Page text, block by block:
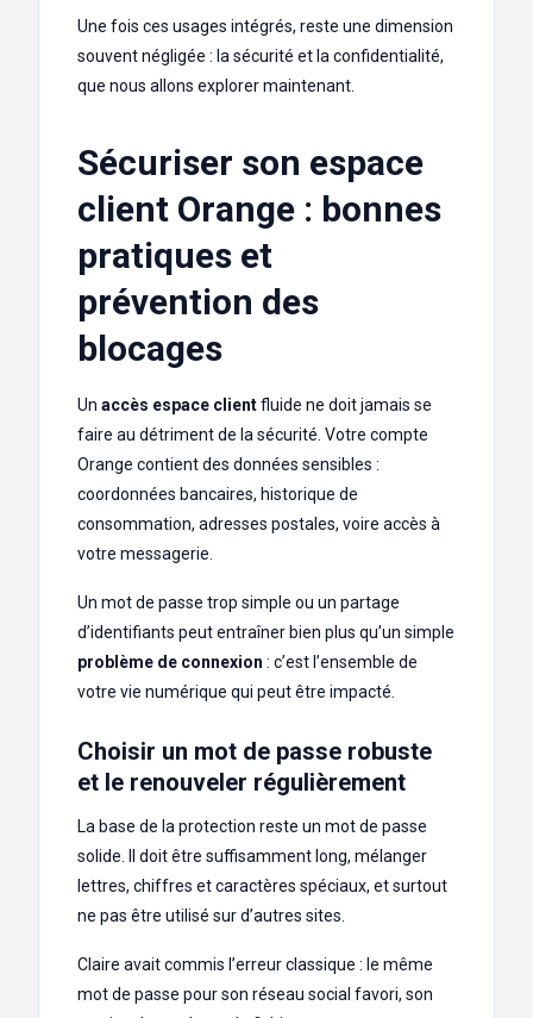
Une fois ces usages intégrés, reste une dimension
souvent négligée : la sécurité et la confidentialité,
que nous allons explorer maintenant.
Sécuriser son espace
client Orange : bonnes
pratiques et
prévention des
blocages
Un accès espace clientfluide ne doit jamais se
faire au détriment de la sécurité. Votre compte
Orange contient des données sensibles :
coordonnées bancaires, historique de
consommation, adresses postales, voire accès à
votre messagerie.
Un mot de passe trop simple ou un partage
d’identifiants peut entraîner bien plus qu’un simple
problème de connexion : c’est l’ensemble de
votre vie numérique qui peut être impacté.
Choisir un mot de passe robuste
et le renouveler régulièrement
La base de la protection reste un mot de passe
solide. Il doit être suffisamment long, mélanger
lettres, chiffres et caractères spéciaux, et surtout
ne pas être utilisé sur d’autres sites.
Claire avait commis l’erreur classique : le même
mot de passe pour son réseau social favori, son